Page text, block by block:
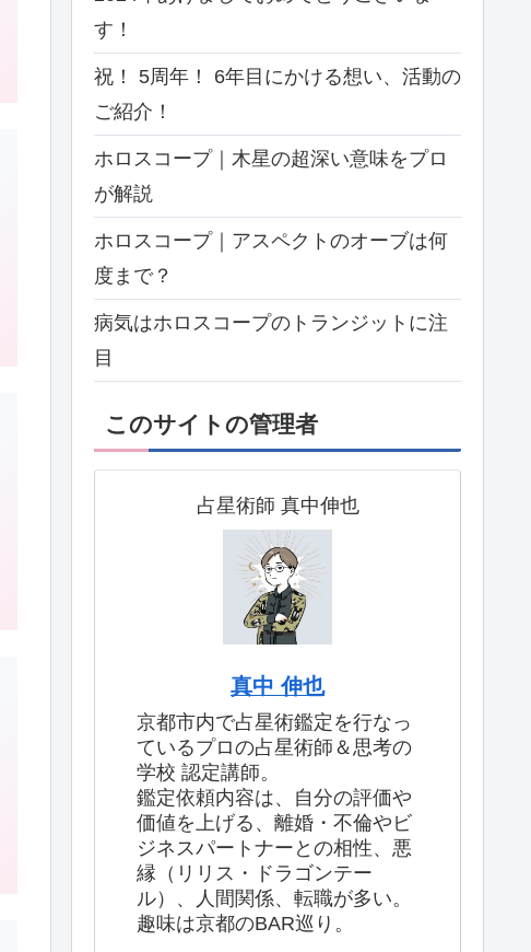
す！
祝！ 5周年！ 6年目にかける想い、活動の
ご紹介！
ホロスコープ｜木星の超深い意味をプロ
が解説
ホロスコープ｜アスペクトのオーブは何
度まで？
病気はホロスコープのトランジットに注
目
このサイトの管理者
占星術師 真中伸也
真中 伸也
京都市内で占星術鑑定を行なっ
ているプロの占星術師＆思考の
学校 認定講師。
鑑定依頼内容は、自分の評価や
価値を上げる、離婚・不倫やビ
ジネスパートナーとの相性、悪
縁（リリス・ドラゴンテー
ル）、人間関係、転職が多い。
趣味は京都のBAR巡り。